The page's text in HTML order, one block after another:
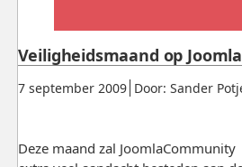
Gepubliceerd:
7 september 2009. Door: Sander
Veiligheidsmaand op
Deze maand zal JoomlaCommunity